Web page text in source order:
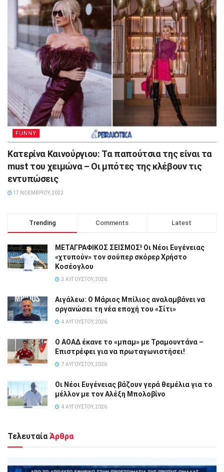
FUNNY
Κατερίνα Καινούργιου: Τα παπούτσια της είναι τα
must του χειμώνα – Οι μπότες της κλέβουν τις
εντυπώσεις
17 ΝΟΕΜΒΡΊΟΥ, 2022
Trending Comments Latest
ΜΕΤΑΓΡΑΦΙΚΟΣ ΣΕΙΣΜΟΣ! Οι Νέοι Ευγένειας
«χτυπούν» τον σούπερ σκόρερ Χρήστο
Κοσέογλου
3 ΑΥΓΟΎΣΤΟΥ, 2026
Αιγάλεω: Ο Μάριος Μπίλιος αναλαμβάνει να
οργανώσει τη νέα εποχή του «Σίτι»
4 ΑΥΓΟΎΣΤΟΥ, 2026
Ο ΑΟΑΔ έκανε το «μπαμ» με Τραμουντάνα –
Επιστρέφει για να πρωταγωνιστήσει!
7 ΑΥΓΟΎΣΤΟΥ, 2026
Οι Νέοι Ευγένειας βάζουν γερά θεμέλια για το
μέλλον με τον Αλέξη Μπολοβίνο
4 ΑΥΓΟΎΣΤΟΥ, 2026
Τελευταία Άρθρα